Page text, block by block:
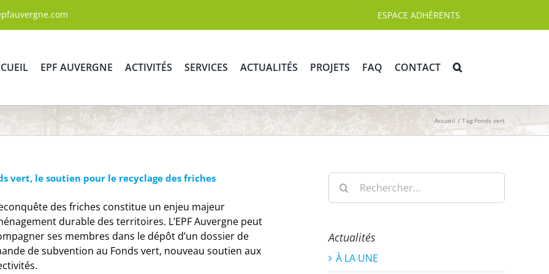
ESPACE ADHÉRENTS
EPF AUVERGNE ACTIVITÉS SERVICES ACTUALITÉS PROJETS FAQ CONTACT
Accueil Tag:Fonds vert
vert, le soutien pour le recyclage des friches
des friches constitue un enjeu majeur
durable des territoires. L’EPF Auvergne peut
ses membres dans le dépôt d’un dossier de
de subvention au Fonds vert, nouveau soutien aux
Rechercher:
Actualités
À LA UNE